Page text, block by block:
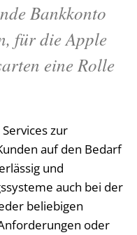
Bankkonto
für die Apple
eine Rolle
zur
auf den Bedarf
und
auch bei der
beliebigen
oder